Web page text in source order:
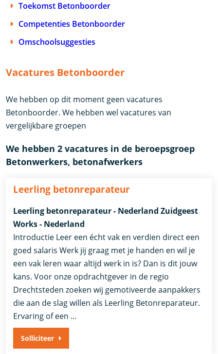
Toekomst Betonboorder
Competenties Betonboorder
Omschoolsuggesties
Vacatures Betonboorder
We hebben op dit moment geen vacatures
Betonboorder. We hebben wel vacatures van
vergelijkbare groepen
We hebben 2 vacatures in de beroepsgroep
Betonwerkers, betonafwerkers
Leerling betonreparateur
Leerling betonreparateur - Nederland Zuidgeest
Works - Nederland
Introductie Leer een écht vak en verdien direct een
goed salaris Werk jij graag met je handen en wil je
een vak leren waar altijd werk in is? Dan is dit jouw
kans. Voor onze opdrachtgever in de regio
Drechtsteden zoeken wij gemotiveerde aanpakkers
die aan de slag willen als Leerling Betonreparateur.
Ervaring of een …
Solliciteer